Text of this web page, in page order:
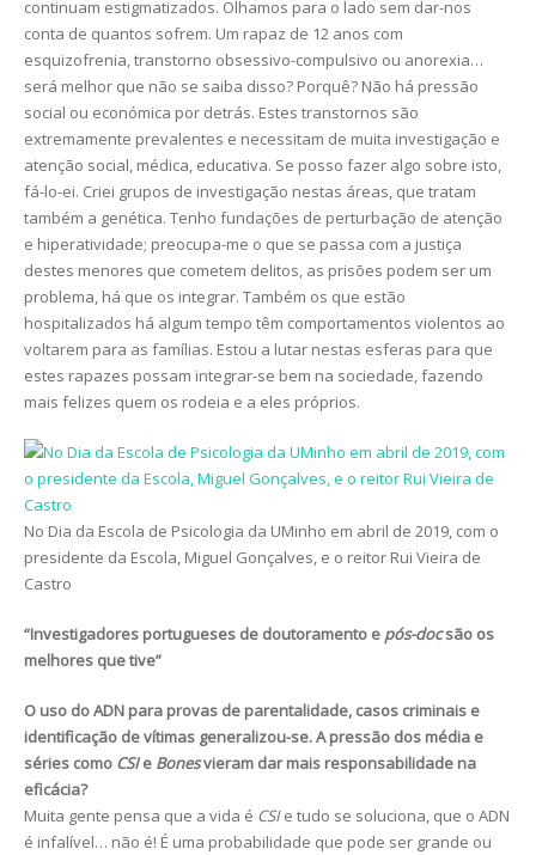
continuam estigmatizados. Olhamos para o lado sem dar-nos
conta de quantos sofrem. Um rapaz de 12 anos com
esquizofrenia, transtorno obsessivo-compulsivo ou anorexia…
será melhor que não se saiba disso? Porquê? Não há pressão
social ou económica por detrás. Estes transtornos são
extremamente prevalentes e necessitam de muita investigação e
atenção social, médica, educativa. Se posso fazer algo sobre isto,
fá-lo-ei. Criei grupos de investigação nestas áreas, que tratam
também a genética. Tenho fundações de perturbação de atenção
e hiperatividade; preocupa-me o que se passa com a justiça
destes menores que cometem delitos, as prisões podem ser um
problema, há que os integrar. Também os que estão
hospitalizados há algum tempo têm comportamentos violentos ao
voltarem para as famílias. Estou a lutar nestas esferas para que
estes rapazes possam integrar-se bem na sociedade, fazendo
mais felizes quem os rodeia e a eles próprios.
No Dia da Escola de Psicologia da UMinho em abril de 2019, com o
presidente da Escola, Miguel Gonçalves, e o reitor Rui Vieira de
Castro
“Investigadores portugueses de doutoramento e pós-docsão os
melhores que tive”
O uso do ADN para provas de parentalidade, casos criminais e
identificação de vítimas generalizou-se. A pressão dos média e
séries como CSIe Bonesvieram dar mais responsabilidade na
eficácia?
Muita gente pensa que a vida é CSIe tudo se soluciona, que o ADN
é infalível… não é! É uma probabilidade que pode ser grande ou